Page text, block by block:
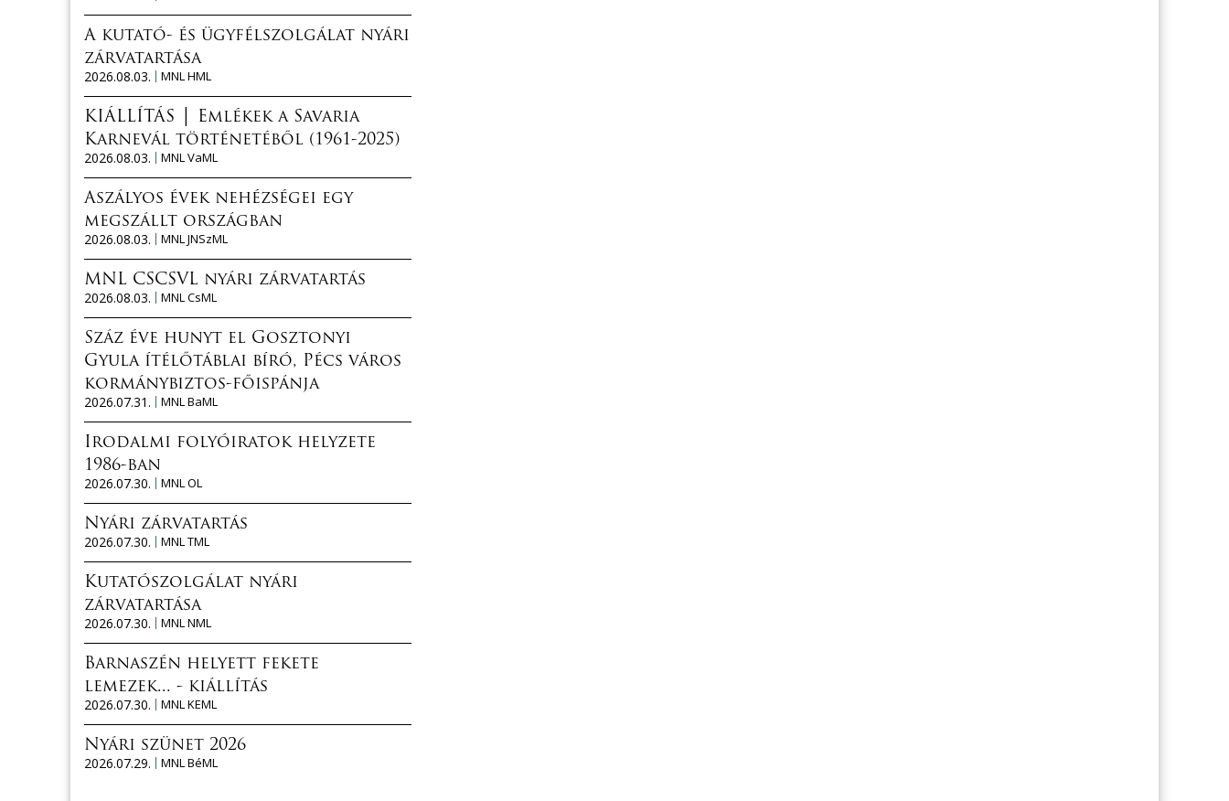
A kutató- és ügyfélszolgálat nyári
zárvatartása
2026.08.03.
MNL HML
KIÁLLÍTÁS │ Emlékek a Savaria
Karnevál történetéből (1961-2025)
2026.08.03.
MNL VaML
Aszályos évek nehézségei egy
megszállt országban
2026.08.03.
MNL JNSzML
MNL CSCSVL nyári zárvatartás
2026.08.03.
MNL CsML
Száz éve hunyt el Gosztonyi
Gyula ítélőtáblai bíró, Pécs város
kormánybiztos-főispánja
2026.07.31.
MNL BaML
Irodalmi folyóiratok helyzete
1986-ban
2026.07.30.
MNL OL
Nyári zárvatartás
2026.07.30.
MNL TML
Kutatószolgálat nyári
zárvatartása
2026.07.30.
MNL NML
Barnaszén helyett fekete
lemezek... - kiállítás
2026.07.30.
MNL KEML
Nyári szünet 2026
2026.07.29.
MNL BéML